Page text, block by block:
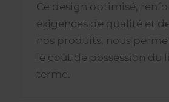
Ce design optimisé,
exigences de qualité et
nos produits, nous
le coût de possession du
terme.